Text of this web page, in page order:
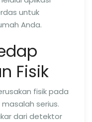
untuk
Anda.
Fisik
fisik pada
serius.
dari detektor